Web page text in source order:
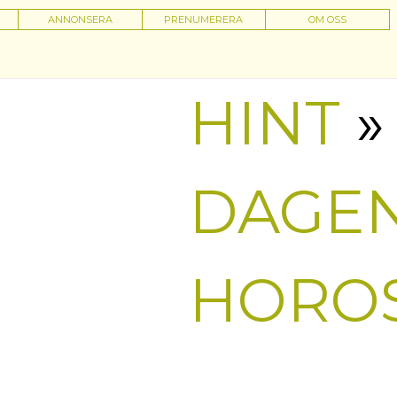
ANNONSERA PRENUMERERA OM OSS
HINT »